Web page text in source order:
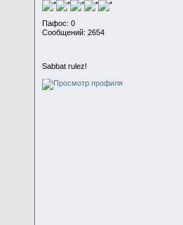
Пафос: 0
Сообщений: 2654
Sabbat rulez!